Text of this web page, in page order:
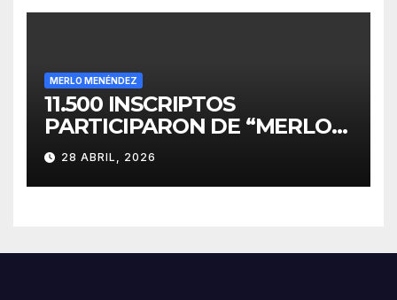
MERLO MENÉNDEZ
11.500 INSCRIPTOS
PARTICIPARON DE “MERLO
CORRE POR MALVINAS”
28 ABRIL, 2026